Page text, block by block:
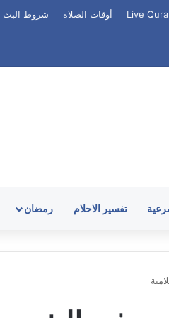
أوقات الصلاة شروط البث
تفسير الاحلام رمضان